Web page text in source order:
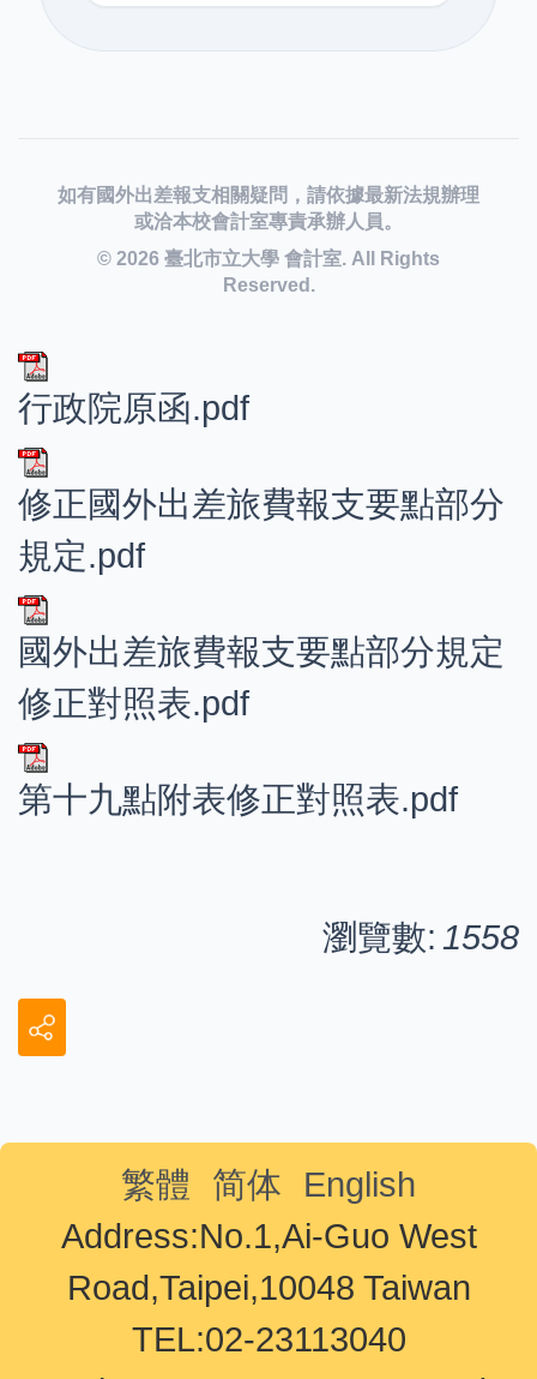
如有國外出差報支相關疑問，請依據最新法規辦理
或洽本校會計室專責承辦人員。
© 2026 臺北市立大學 會計室. All Rights
Reserved.
行政院原函.pdf
修正國外出差旅費報支要點部分
規定.pdf
國外出差旅費報支要點部分規定
修正對照表.pdf
第十九點附表修正對照表.pdf
瀏覽數: 1558
繁體 简体
English
Address:No.1,Ai-Guo West
Road,Taipei,10048 Taiwan
TEL:02-23113040